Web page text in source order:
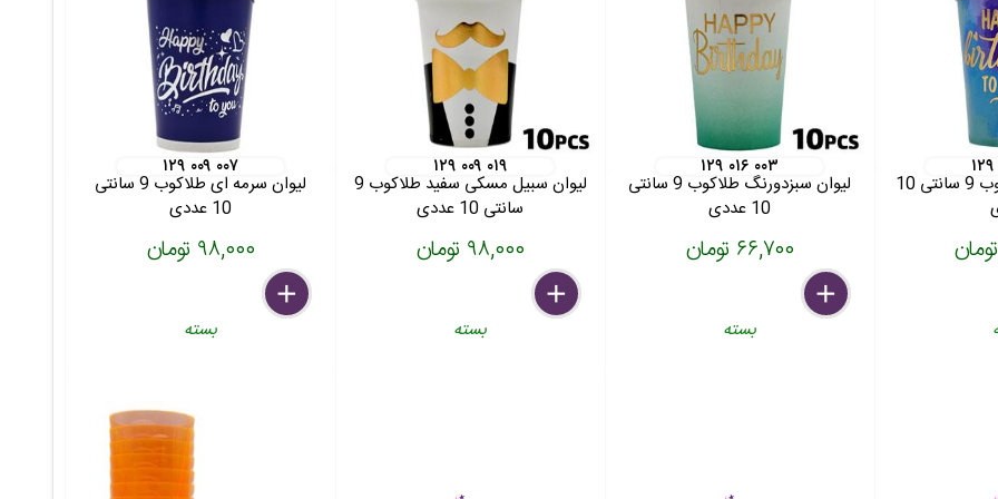
لیوان سبزآبی طلاکوب 9 سانتی 10
۱۲۹ ۰۱۶ ۰۰۳
لیوان سبزدورنگ طلاکوب 9 سانتی
10 عددی
۶۶,۷۰۰ تومان
delete
remove
add
بسته
۱۲۹ ۰۰۹ ۰۱۹
لیوان سبیل مسکی سفید طلاکوب 9
سانتی 10 عددی
۹۸,۰۰۰ تومان
delete
remove
add
بسته
۱۲۹ ۰۰۹ ۰۰۷
لیوان سرمه ای طلاکوب 9 سانتی
10 عددی
۹۸,۰۰۰ تومان
delete
remove
add
بسته